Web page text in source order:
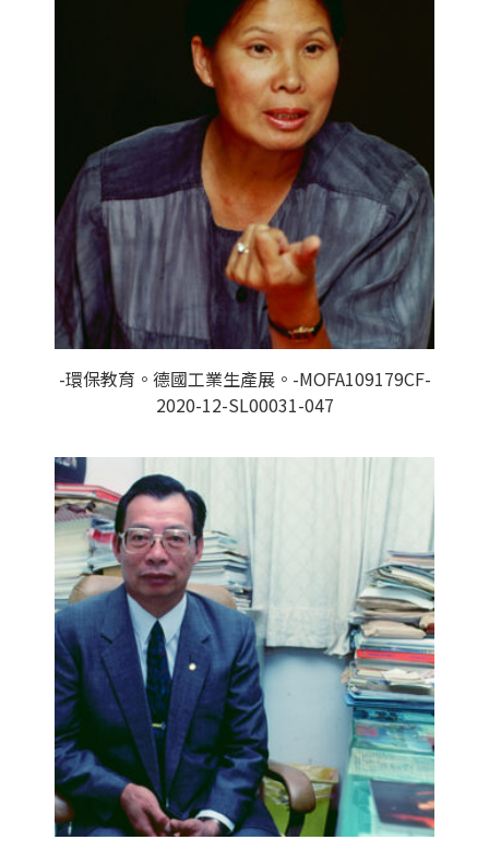
-環保教育。德國工業生產展。-MOFA109179CF-
2020-12-SL00031-047